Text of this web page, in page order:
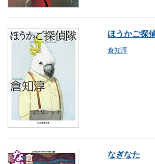
ほうかご探
倉知淳
なぎなた